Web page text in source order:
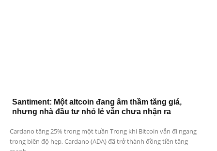
Santiment: Một altcoin đang âm thầm tăng giá,
nhưng nhà đầu tư nhỏ lẻ vẫn chưa nhận ra
Cardano tăng 25% trong một tuần Trong khi Bitcoin vẫn đi ngang
trong biên độ hẹp, Cardano (ADA) đã trở thành đồng tiền tăng